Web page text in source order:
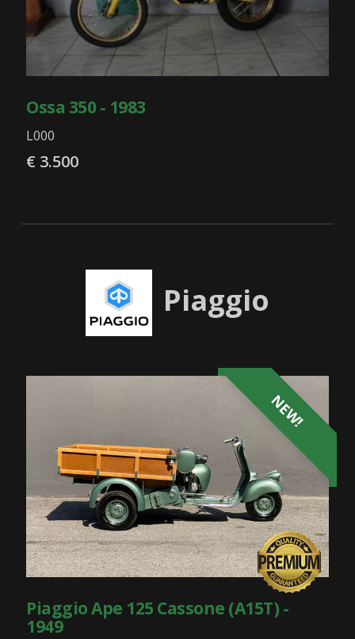
Ossa 350 - 1983
L000
€ 3.500
Piaggio
NEW!
Piaggio Ape 125 Cassone (A15T) -
1949